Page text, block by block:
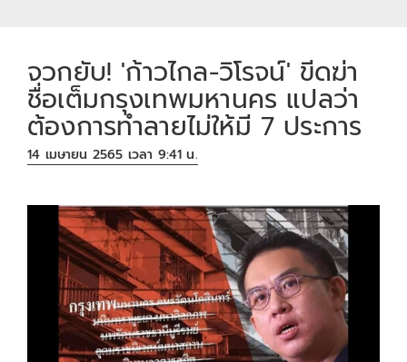
จวกยับ! 'ก้าวไกล-วิโรจน์' ขีดฆ่า
ชื่อเต็มกรุงเทพมหานคร แปลว่า
ต้องการทำลายไม่ให้มี 7 ประการ
14 เมษายน 2565 เวลา 9:41 น.